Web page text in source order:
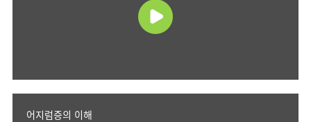
어지럼증의 이해